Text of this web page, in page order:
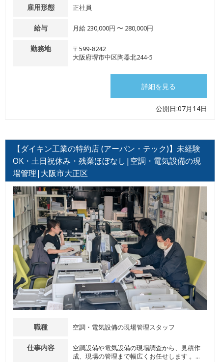
雇用形態 正社員
給与 月給 230,000円 〜 280,000円
勤務地
〒599-8242
大阪府堺市中区陶器北244-5
詳細を見る
公開日:07月14日
【ダイキン工業の特約店 (アーバン・テック)】未経験
OK・土日祝休み・残業ほぼなし|空調・電気設備の現
場管理|大阪市大正区
職種 空調・電気設備の現場管理スタッフ
仕事内容
空調設備や電気設備の現場調査から、見積作
成、現場の管理まで幅広くお任せします 。...